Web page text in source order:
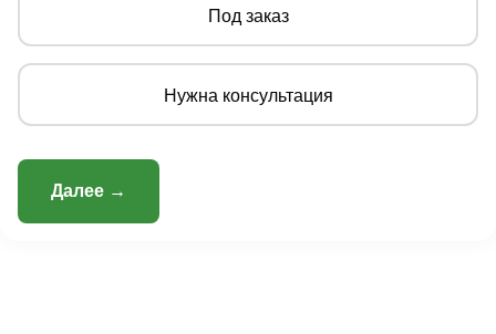
Под заказ
Нужна консультация
Далее →